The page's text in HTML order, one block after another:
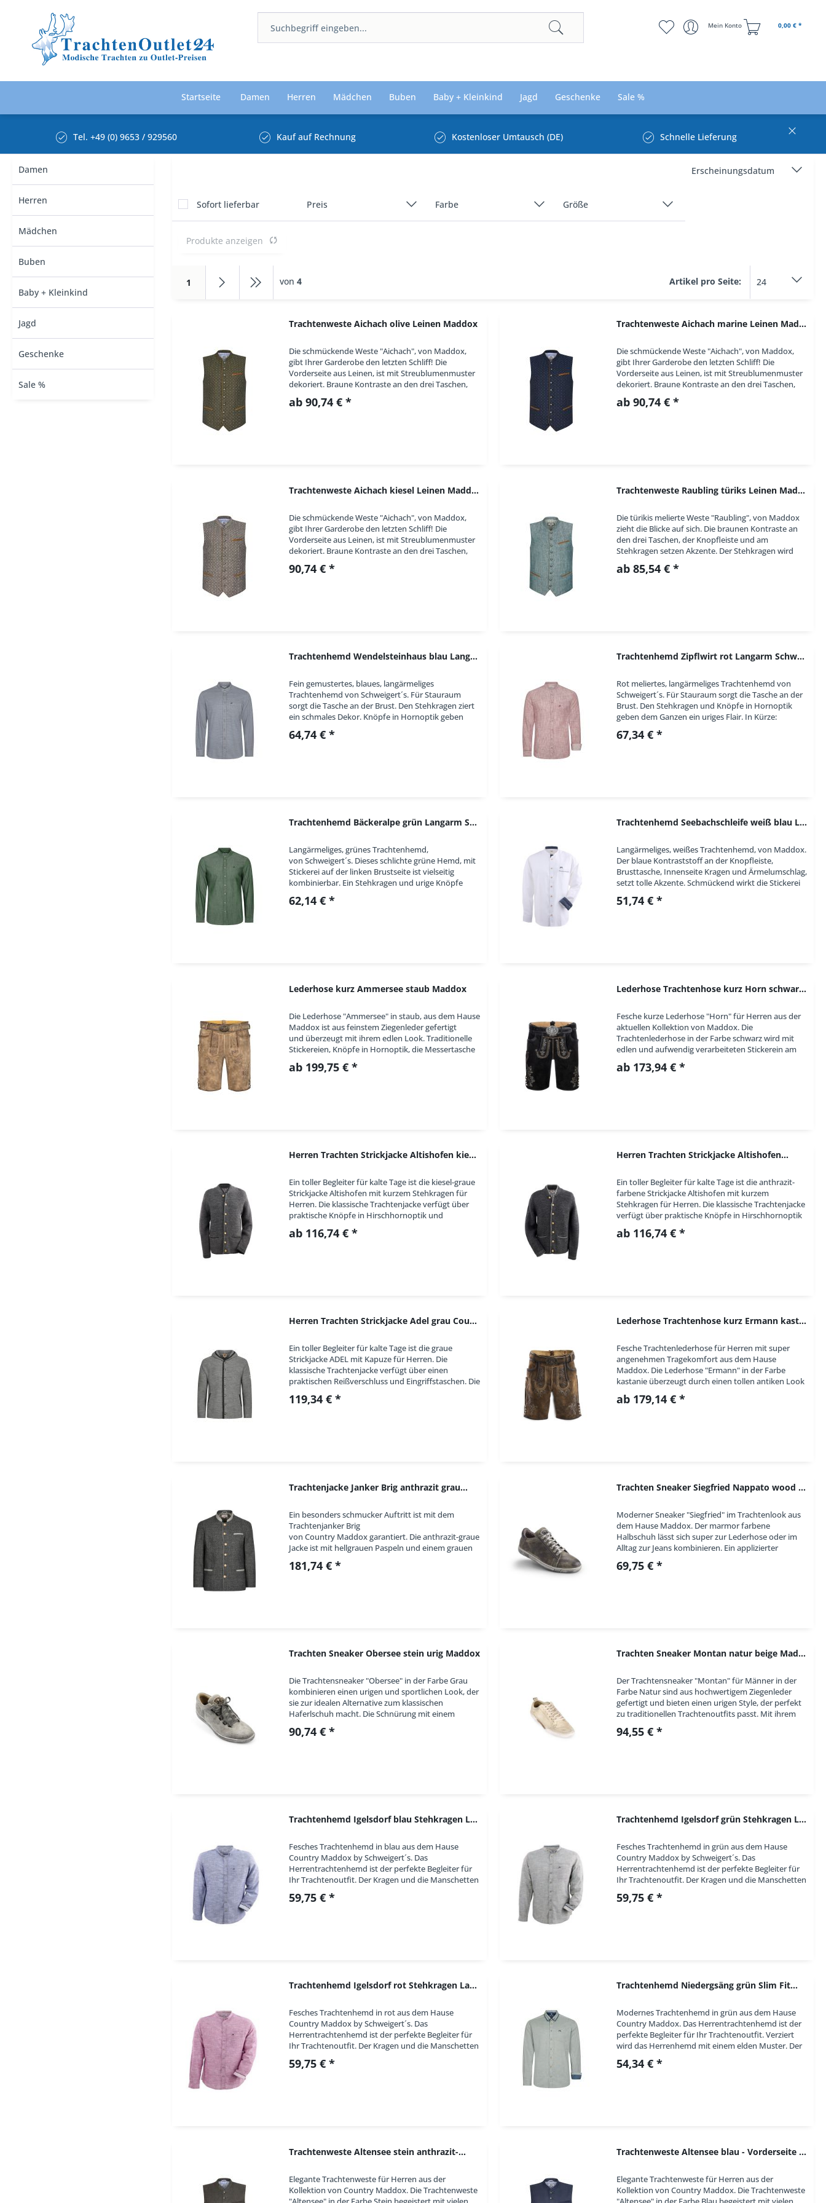
Mein Konto 0,00 € *
Startseite Damen Herren Mädchen Buben Baby + Kleinkind Jagd Geschenke Sale %
Tel. +49 (0) 9653 / 929560 Kauf auf Rechnung Kostenloser Umtausch (DE) Schnelle Lieferung
Damen
Herren
Mädchen
Buben
Baby + Kleinkind
Jagd
Geschenke
Sale %
Sofort lieferbar Preis Farbe
Rot
Silber/Gold
Weiß
Größe
XS - 35/36
S - 37/38
3XL - 47/48
4XL - 49/50
Produkte anzeigen
1 von 4 Artikel pro Seite:
Trachtenweste Aichach olive Leinen Maddox
Die schmückende Weste "Aichach", von Maddox,
gibt Ihrer Garderobe den letzten Schliff! Die
Vorderseite aus Leinen, ist mit Streublumenmuster
dekoriert. Braune Kontraste an den drei Taschen,
der Knopfleiste, sowie am Stehkragen setzen...
ab 90,74 € *
Trachtenweste Aichach marine Leinen Maddox
Die schmückende Weste "Aichach", von Maddox,
gibt Ihrer Garderobe den letzten Schliff! Die
Vorderseite aus Leinen, ist mit Streublumenmuster
dekoriert. Braune Kontraste an den drei Taschen,
der Knopfleiste, sowie am Stehkragen setzen...
ab 90,74 € *
Trachtenweste Aichach kiesel Leinen Maddox
Die schmückende Weste "Aichach", von Maddox,
gibt Ihrer Garderobe den letzten Schliff! Die
Vorderseite aus Leinen, ist mit Streublumenmuster
dekoriert. Braune Kontraste an den drei Taschen,
der Knopfleiste, sowie am Stehkragen setzen...
90,74 € *
Trachtenweste Raubling türiks Leinen Maddox
Die türikis melierte Weste "Raubling", von Maddox
zieht die Blicke auf sich. Die braunen Kontraste an
den drei Taschen, der Knopfleiste und am
Stehkragen setzen Akzente. Der Stehkragen wird
durch eine Stickerei nochmals aufgehübscht....
ab 85,54 € *
Trachtenhemd Wendelsteinhaus blau Langarm...
Fein gemustertes, blaues, langärmeliges
Trachtenhemd von Schweigert´s. Für Stauraum
sorgt die Tasche an der Brust. Den Stehkragen ziert
ein schmales Dekor. Knöpfe in Hornoptik geben
dem Ganzen ein uriges Flair. In Kürze:
Trachtenhemd,...
64,74 € *
Trachtenhemd Zipflwirt rot Langarm Schweigerts
Rot meliertes, langärmeliges Trachtenhemd von
Schweigert´s. Für Stauraum sorgt die Tasche an der
Brust. Den Stehkragen und Knöpfe in Hornoptik
geben dem Ganzen ein uriges Flair. In Kürze:
Trachtenhemd, Farbe: rot meliert, Langarm,...
67,34 € *
Trachtenhemd Bäckeralpe grün Langarm Schweigerts
Langärmeliges, grünes Trachtenhemd,
von Schweigert´s. Dieses schlichte grüne Hemd, mit
Stickerei auf der linken Brustseite ist vielseitig
kombinierbar. Ein Stehkragen und urige Knöpfe
runden das Gesamtbild ab. In Kürze:
Trachtenhemd,...
62,14 € *
Trachtenhemd Seebachschleife weiß blau Langarm...
Langärmeliges, weißes Trachtenhemd, von Maddox.
Der blaue Kontraststoff an der Knopfleiste,
Brusttasche, Innenseite Kragen und Ärmelumschlag,
setzt tolle Akzente. Schmückend wirkt die Stickerei
auf der linken Brustseite. Ein Stehkragen...
51,74 € *
Lederhose kurz Ammersee staub Maddox
Die Lederhose "Ammersee" in staub, aus dem Hause
Maddox ist aus feinstem Ziegenleder gefertigt
und überzeugt mit ihrem edlen Look. Traditionelle
Stickereien, Knöpfe in Hornoptik, die Messertasche
an der Seite und ein Gürtel mit Wappen...
ab 199,75 € *
Lederhose Trachtenhose kurz Horn schwarz mit...
Fesche kurze Lederhose "Horn" für Herren aus der
aktuellen Kollektion von Maddox. Die
Trachtenlederhose in der Farbe schwarz wird mit
edlen und aufwendig verarbeiteten Stickerein am
Latz und an den Beinabschlüssen verziert. Für
etwas...
ab 173,94 € *
Herren Trachten Strickjacke Altishofen kiesel...
Ein toller Begleiter für kalte Tage ist die kiesel-graue
Strickjacke Altishofen mit kurzem Stehkragen für
Herren. Die klassische Trachtenjacke verfügt über
praktische Knöpfe in Hirschhornoptik und
Eingriffstaschen. Die graue Herrenjacke...
ab 116,74 € *
Herren Trachten Strickjacke Altishofen...
Ein toller Begleiter für kalte Tage ist die anthrazit-
farbene Strickjacke Altishofen mit kurzem
Stehkragen für Herren. Die klassische Trachtenjacke
verfügt über praktische Knöpfe in Hirschhornoptik
und Eingriffstaschen. Die dunkelgraue...
ab 116,74 € *
Herren Trachten Strickjacke Adel grau Country...
Ein toller Begleiter für kalte Tage ist die graue
Strickjacke ADEL mit Kapuze für Herren. Die
klassische Trachtenjacke verfügt über einen
praktischen Reißverschluss und Eingriffstaschen. Die
Herrenjacke ist mit dunkelgrauen Kontrasten...
119,34 € *
Lederhose Trachtenhose kurz Ermann kastanie...
Fesche Trachtenlederhose für Herren mit super
angenehmen Tragekomfort aus dem Hause
Maddox. Die Lederhose "Ermann" in der Farbe
kastanie überzeugt durch einen tollen antiken Look
mit edlen Stickereien am Latz, Messertasche und...
ab 179,14 € *
Trachtenjacke Janker Brig anthrazit grau...
Ein besonders schmucker Auftritt ist mit dem
Trachtenjanker Brig
von Country Maddox garantiert. Die anthrazit-graue
Jacke ist mit hellgrauen Paspeln und einem grauen
eine Brusttasche bieten...
181,74 € *
Trachten Sneaker Siegfried Nappato wood marmor...
Moderner Sneaker "Siegfried" im Trachtenlook aus
dem Hause Maddox. Der marmor farbene
Halbschuh lässt sich super zur Lederhose oder im
Alltag zur Jeans kombinieren. Ein applizierter
69,75 € *
Trachten Sneaker Obersee stein urig Maddox
Die Trachtensneaker "Obersee" in der Farbe Grau
kombinieren einen urigen und sportlichen Look, der
sie zur idealen Alternative zum klassischen
Haferlschuh macht. Die Schnürung mit einem
grauen Band sorgt für einen sicheren Halt und...
90,74 € *
Trachten Sneaker Montan natur beige Maddox
Der Trachtensneaker "Montan" für Männer in der
Farbe Natur sind aus hochwertigem Ziegenleder
gefertigt und bieten einen urigen Style, der perfekt
zu traditionellen Trachtenoutfits passt. Mit ihrem
sportlichen Look sind sie eine tolle...
94,55 € *
Trachtenhemd Igelsdorf blau Stehkragen Langarm...
Fesches Trachtenhemd in blau aus dem Hause
Country Maddox by Schweigert´s. Das
Herrentrachtenhemd ist der perfekte Begleiter für
Ihr Trachtenoutfit. Der Kragen und die Manschetten
sind mit einem kariertem Kontraststoff versehen.
Auf der...
59,75 € *
Trachtenhemd Igelsdorf grün Stehkragen Langarm...
Fesches Trachtenhemd in grün aus dem Hause
Country Maddox by Schweigert´s. Das
Herrentrachtenhemd ist der perfekte Begleiter für
Ihr Trachtenoutfit. Der Kragen und die Manschetten
sind mit einem kariertem Kontraststoff versehen.
Auf der...
59,75 € *
Trachtenhemd Igelsdorf rot Stehkragen Langarm...
Fesches Trachtenhemd in rot aus dem Hause
Country Maddox by Schweigert´s. Das
Herrentrachtenhemd ist der perfekte Begleiter für
Ihr Trachtenoutfit. Der Kragen und die Manschetten
sind mit einem kariertem Kontraststoff versehen.
Auf der...
59,75 € *
Trachtenhemd Niedergsäng grün Slim Fit...
Modernes Trachtenhemd in grün aus dem Hause
Country Maddox. Das Herrentrachtenhemd ist der
perfekte Begleiter für Ihr Trachtenoutfit. Verziert
wird das Herrenhemd mit einem elden Muster. Der
Kragen und die Manschetten sind mit einem...
54,34 € *
Trachtenweste Altensee stein anthrazit-...
Elegante Trachtenweste für Herren aus der
Kollektion von Country Maddox. Die Trachtenweste
Trachtenweste Altensee blau - Vorderseite Wolle...
Elegante Trachtenweste für Herren aus der
Kollektion von Country Maddox. Die Trachtenweste